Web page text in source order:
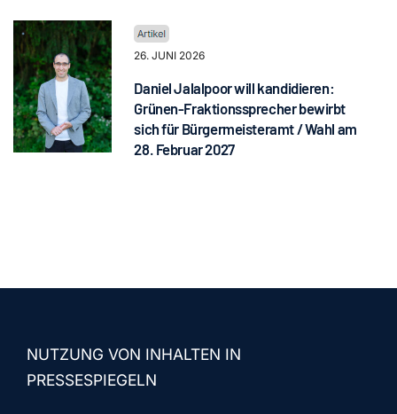
26. JUNI 2026
Daniel Jalalpoor will kandidieren:
Grünen-Fraktionssprecher bewirbt
sich für Bürgermeisteramt / Wahl am
28. Februar 2027
NUTZUNG VON INHALTEN IN
PRESSESPIEGELN